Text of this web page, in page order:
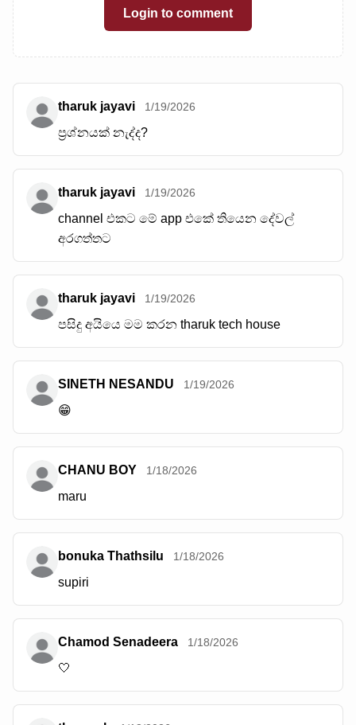
Login to comment
tharuk jayavi 1/19/2026
ප්‍රශ්නයක් නැද්ද?
tharuk jayavi 1/19/2026
channel එකට මේ app එකේ තියෙන දේවල්
අරගත්තට
tharuk jayavi 1/19/2026
පසිදු අයියෙ මම කරන tharuk tech house
SINETH NESANDU 1/19/2026
😁
CHANU BOY 1/18/2026
maru
bonuka Thathsilu 1/18/2026
supiri
Chamod Senadeera 1/18/2026
🤍